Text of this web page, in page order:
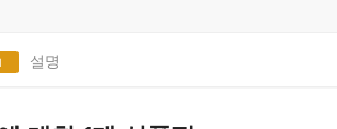
설명